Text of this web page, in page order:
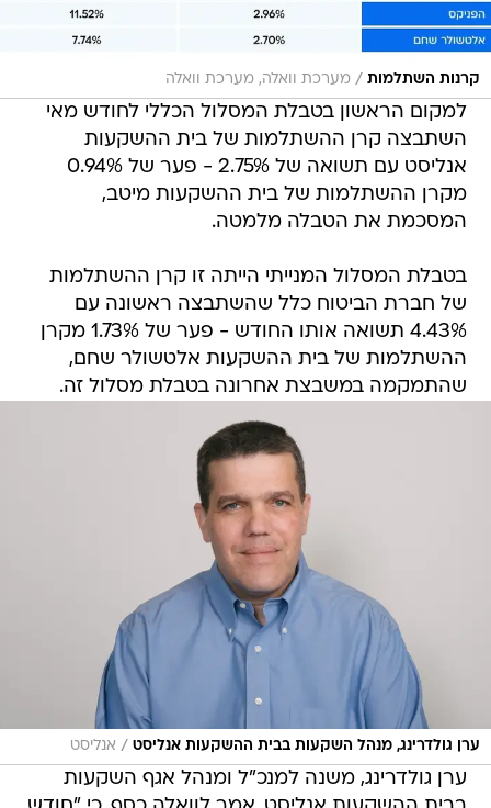
קרנות השתלמות / מערכת וואלה, מערכת וואלה
למקום הראשון בטבלת המסלול הכללי לחודש מאי
השתבצה קרן ההשתלמות של בית ההשקעות
אנליסט עם תשואה של 2.75% - פער של 0.94%
מקרן ההשתלמות של בית ההשקעות מיטב,
המסכמת את הטבלה מלמטה.
בטבלת המסלול המנייתי הייתה זו קרן ההשתלמות
של חברת הביטוח כלל שהשתבצה ראשונה עם
4.43% תשואה אותו החודש - פער של 1.73% מקרן
ההשתלמות של בית ההשקעות אלטשולר שחם,
שהתמקמה במשבצת אחרונה בטבלת מסלול זה.
ערן גולדרינג, מנהל השקעות בבית ההשקעות אנליסט / אנליסט
ערן גולדרינג, משנה למנכ"ל ומנהל אגף השקעות